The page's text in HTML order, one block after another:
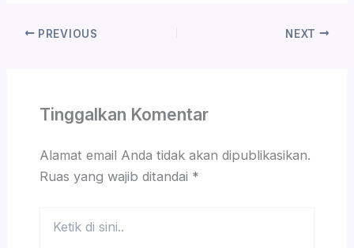
PREVIOUS NEXT
Tinggalkan Komentar
Alamat email Anda tidak akan dipublikasikan.
Ruas yang wajib ditandai *